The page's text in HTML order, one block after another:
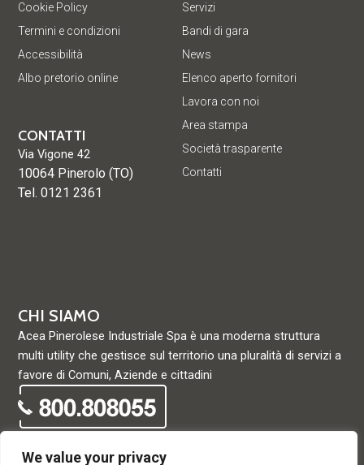
We value your privacy
CHI SIAMO
Acea Pinerolese Industriale Spa è una moderna struttura
multi utility che gestisce sul territorio una pluralità di servizi a
favore di Comuni, Aziende e cittadini
Servizi
Bandi di gara
News
Elenco aperto fornitori
Lavora con noi
Area stampa
Società trasparente
Contatti
Cookie Policy
Termini e condizioni
Accessibilità
Albo pretorio online
CONTATTI
Via Vigone 42
10064 Pinerolo (TO)
Tel. 0121 2361